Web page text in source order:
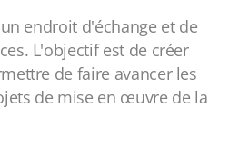
endroit d'échange et de
L'objectif est de créer
de faire avancer les
de mise en œuvre de la